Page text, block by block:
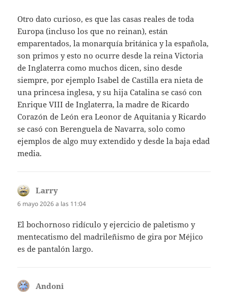
Otro dato curioso, es que las casas reales de toda
Europa (incluso los que no reinan), están
emparentados, la monarquía británica y la española,
son primos y esto no ocurre desde la reina Victoria
de Inglaterra como muchos dicen, sino desde
siempre, por ejemplo Isabel de Castilla era nieta de
una princesa inglesa, y su hija Catalina se casó con
Enrique VIII de Inglaterra, la madre de Ricardo
Corazón de León era Leonor de Aquitania y Ricardo
se casó con Berenguela de Navarra, solo como
ejemplos de algo muy extendido y desde la baja edad
media.
Larry
6 mayo 2026 a las 11:04
El bochornoso ridículo y ejercicio de paletismo y
mentecatismo del madrileñismo de gira por Méjico
es de pantalón largo.
Andoni